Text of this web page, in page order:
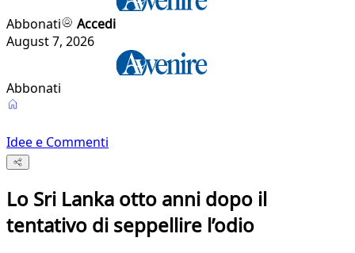
Abbonati
Accedi
August 7, 2026
Abbonati
Idee e Commenti
Lo Sri Lanka otto anni dopo il
tentativo di seppellire l’odio